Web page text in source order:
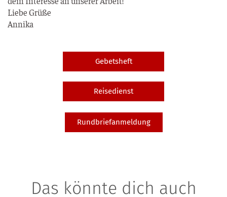
Lie­be Grü­ße
Anni­ka
Gebetsheft
Reisedienst
Rundbriefanmeldung
Das könnte dich auch